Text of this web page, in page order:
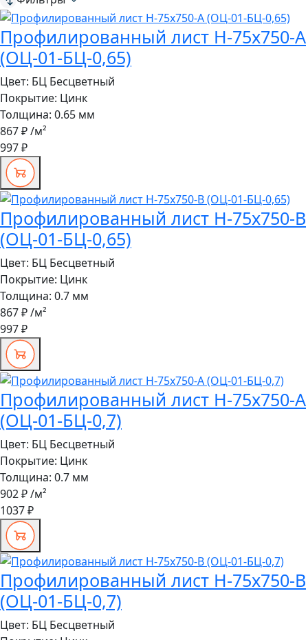
Профилированный лист Н-75x750-A
(ОЦ-01-БЦ-0,65)
Цвет: БЦ Бесцветный
Покрытие: Цинк
Толщина: 0.65 мм
867 ₽/м²
997 ₽
Профилированный лист Н-75x750-B
(ОЦ-01-БЦ-0,65)
Цвет: БЦ Бесцветный
Покрытие: Цинк
Толщина: 0.7 мм
867 ₽/м²
997 ₽
Профилированный лист Н-75x750-A
(ОЦ-01-БЦ-0,7)
Цвет: БЦ Бесцветный
Покрытие: Цинк
Толщина: 0.7 мм
902 ₽/м²
1037 ₽
Профилированный лист Н-75x750-B
(ОЦ-01-БЦ-0,7)
Цвет: БЦ Бесцветный